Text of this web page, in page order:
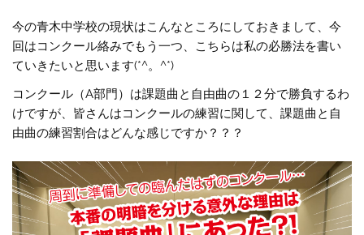
今の青木中学校の現状はこんなところにしておきまして、今
回はコンクール絡みでもう一つ、こちらは私の必勝法を書い
ていきたいと思います(*^。^*)
コンクール（A部門）は課題曲と自由曲の１２分で勝負するわ
けですが、皆さんはコンクールの練習に関して、課題曲と自
由曲の練習割合はどんな感じですか？？？